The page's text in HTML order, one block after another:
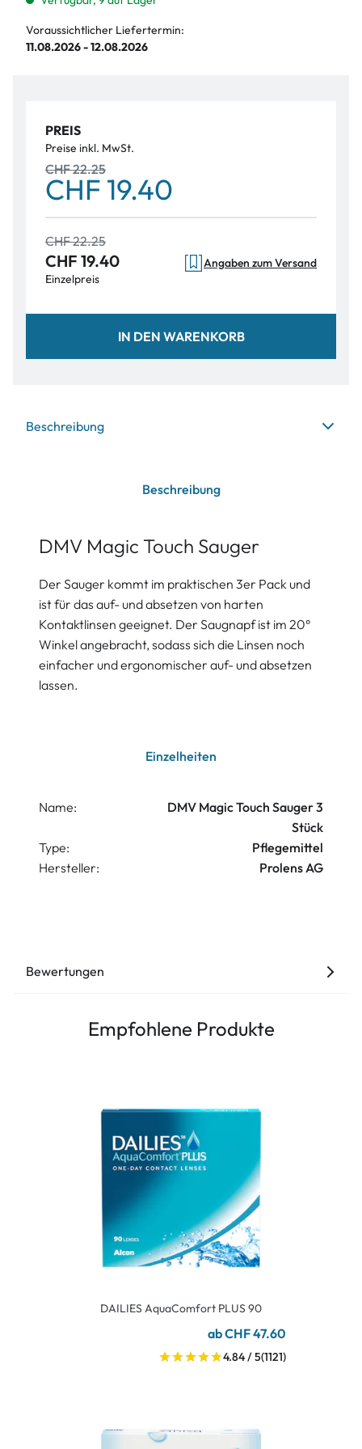
Voraussichtlicher Liefertermin:
11.08.2026 - 12.08.2026
PREIS
Preise inkl. MwSt.
CHF 22.25
CHF 19.40
CHF 22.25
CHF 19.40
Einzelpreis
Angaben zum Versand
IN DEN WARENKORB
Beschreibung
Beschreibung
DMV Magic Touch Sauger
Der Sauger kommt im praktischen 3er Pack und
ist für das auf- und absetzen von harten
Kontaktlinsen geeignet. Der Saugnapf ist im 20°
Winkel angebracht, sodass sich die Linsen noch
einfacher und ergonomischer auf- und absetzen
lassen.
Einzelheiten
Name:
DMV Magic Touch Sauger 3
Stück
Type:
Pflegemittel
Hersteller:
Prolens AG
Bewertungen
Empfohlene Produkte
DAILIES AquaComfort PLUS 90
ab CHF 47.60
4.84 / 5(1121)